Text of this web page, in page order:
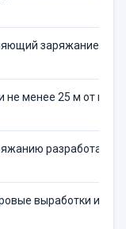
заряжание,
не менее 25 м от
разработать
выработки и